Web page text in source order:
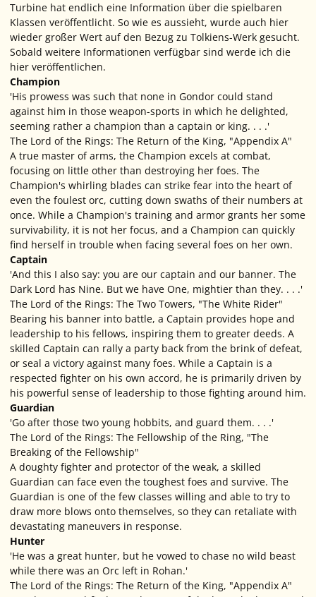
Turbine hat endlich eine Information über die spielbaren
Klassen veröffentlicht. So wie es aussieht, wurde auch hier
wieder großer Wert auf den Bezug zu Tolkiens-Werk gesucht.
Sobald weitere Informationen verfügbar sind werde ich die
hier veröffentlichen.
Champion
'His prowess was such that none in Gondor could stand
against him in those weapon-sports in which he delighted,
seeming rather a champion than a captain or king. . . .'
The Lord of the Rings: The Return of the King, "Appendix A"
A true master of arms, the Champion excels at combat,
focusing on little other than destroying her foes. The
Champion's whirling blades can strike fear into the heart of
even the foulest orc, cutting down swaths of their numbers at
once. While a Champion's training and armor grants her some
survivability, it is not her focus, and a Champion can quickly
find herself in trouble when facing several foes on her own.
Captain
'And this I also say: you are our captain and our banner. The
Dark Lord has Nine. But we have One, mightier than they. . . .'
The Lord of the Rings: The Two Towers, "The White Rider"
Bearing his banner into battle, a Captain provides hope and
leadership to his fellows, inspiring them to greater deeds. A
skilled Captain can rally a party back from the brink of defeat,
or seal a victory against many foes. While a Captain is a
respected fighter on his own accord, he is primarily driven by
his powerful sense of leadership to those fighting around him.
Guardian
'Go after those two young hobbits, and guard them. . . .'
The Lord of the Rings: The Fellowship of the Ring, "The
Breaking of the Fellowship"
A doughty fighter and protector of the weak, a skilled
Guardian can face even the toughest foes and survive. The
Guardian is one of the few classes willing and able to try to
draw more blows onto themselves, so they can retaliate with
devastating maneuvers in response.
Hunter
'He was a great hunter, but he vowed to chase no wild beast
while there was an Orc left in Rohan.'
The Lord of the Rings: The Return of the King, "Appendix A"